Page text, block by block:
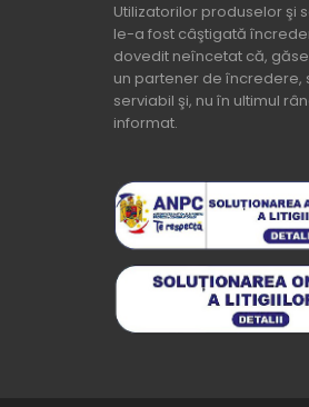
Utilizatorilor produselor şi
le-a fost câştigată
dovedit neîncetat că,
un partener de încredere,
serviabil şi, nu în ultimul
informat.